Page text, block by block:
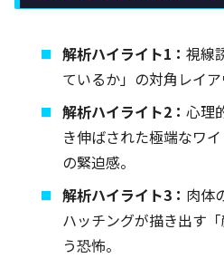
解析ハイライト1：視線
ているか」の対角レイ
解析ハイライト2：心理
き伸ばされた極端なワ
の緊迫感。
解析ハイライト3： 肉体
ハッチングが描き出す
う恐怖。